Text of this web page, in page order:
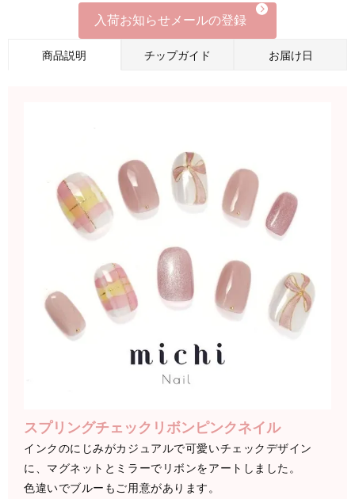
入荷お知らせメールの登録
商品説明 チップガイド お届け日
スプリングチェックリボンピンクネイル
インクのにじみがカジュアルで可愛いチェックデザイン
に、マグネットとミラーでリボンをアートしました。
色違いでブルーもご用意があります。